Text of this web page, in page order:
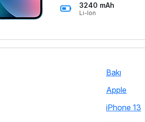
3240 mAh
Li-Ion
Bakı
Apple
iPhone 13